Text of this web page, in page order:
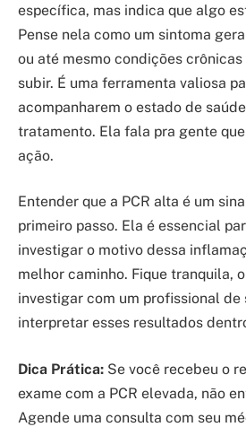
específica, mas indica que algo
Pense nela como um sintoma
ou até mesmo condições crônicas
subir. É uma ferramenta valiosa
acompanharem o estado de
tratamento. Ela fala pra gente
ação.
Entender que a PCR alta é um
primeiro passo. Ela é essencial
investigar o motivo dessa
melhor caminho. Fique tranquila,
investigar com um profissional de
interpretar esses resultados
Dica Prática: Se você recebeu o
exame com a PCR elevada, não
Agende uma consulta com seu